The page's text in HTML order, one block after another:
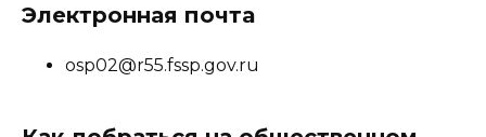
Электронная почта
osp02@r55.fssp.gov.ru